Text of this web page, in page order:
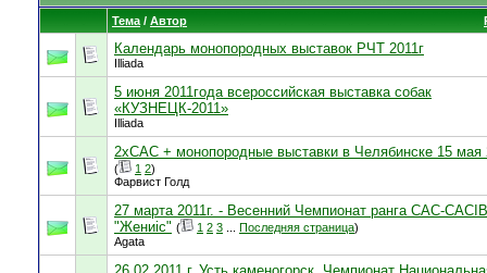
Тема / Автор
Календарь монопородных выставок РЧТ 2011г
Illiada
5 июня 2011года всероссийская выставка собак
«КУЗНЕЦК-2011»
Illiada
2хСАС + монопородные выставки в Челябинске 15 мая
( 1 2)
Фарвист Голд
27 марта 2011г. - Весенний Чемпионат ранга САС-
"Жениiс" ( 1 2 3 Последняя страница)
Agata